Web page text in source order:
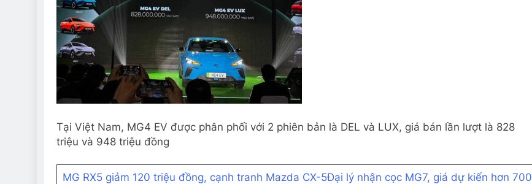
Tại Việt Nam, MG4 EV được phân phối với 2 phiên bản là DEL và LUX, giá bán lần lượt là 828
triệu và 948 triệu đồng
MG RX5 giảm 120 triệu đồng, cạnh tranh Mazda CX-5Đại lý nhận cọc MG7, giá dự kiến hơn 700